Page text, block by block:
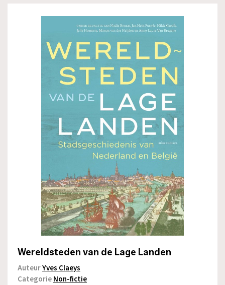
Wereldsteden van de Lage Landen
AuteurYves Claeys
CategorieNon-fictie